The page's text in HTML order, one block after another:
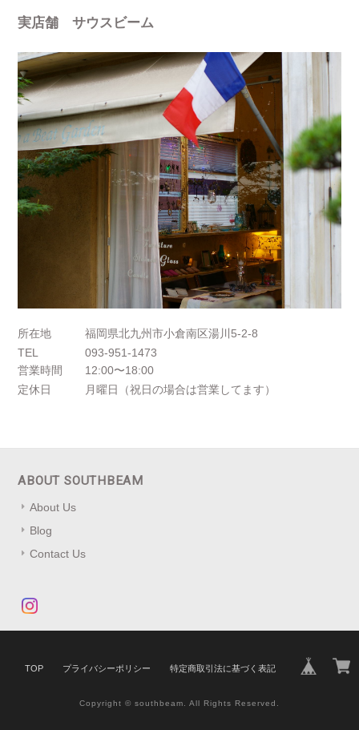
実店舗 サウスビーム
所在地
福岡県北九州市小倉南区湯川5-2-8
TEL
093-951-1473
営業時間
12:00〜18:00
定休日
月曜日（祝日の場合は営業してます）
ABOUT SOUTHBEAM
About Us
Blog
Contact Us
TOP プライバシーポリシー 特定商取引法に基づく表記
Copyright © southbeam. All Rights Reserved.